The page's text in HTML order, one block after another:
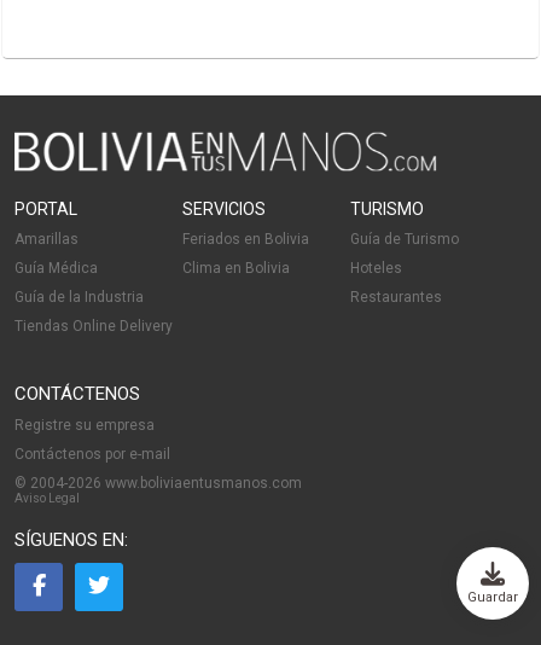
Guardar
PORTAL
Amarillas
Guía Médica
Guía de la Industria
Tiendas Online Delivery
SERVICIOS
Feriados en Bolivia
Clima en Bolivia
TURISMO
Guía de Turismo
Hoteles
Restaurantes
CONTÁCTENOS
Registre su empresa
Contáctenos por e-mail
© 2004-2026 www.boliviaentusmanos.com
Aviso Legal
SÍGUENOS EN: